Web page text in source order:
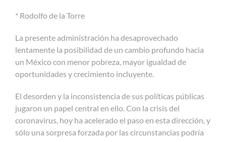
* Rodolfo de la Torre
La presente administración ha desaprovechado
lentamente la posibilidad de un cambio profundo hacia
un México con menor pobreza, mayor igualdad de
oportunidades y crecimiento incluyente.
El desorden y la inconsistencia de sus políticas públicas
jugaron un papel central en ello. Con la crisis del
coronavirus, hoy ha acelerado el paso en esta dirección, y
sólo una sorpresa forzada por las circunstancias podría